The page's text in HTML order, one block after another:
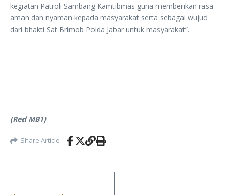
kegiatan Patroli Sambang Kamtibmas guna memberikan rasa
aman dan nyaman kepada masyarakat serta sebagai wujud
dari bhakti Sat Brimob Polda Jabar untuk masyarakat”.
(Red MB1)
Share Article